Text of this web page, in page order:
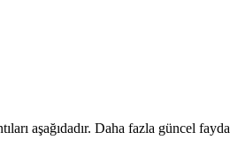
aşağıdadır. Daha fazla güncel